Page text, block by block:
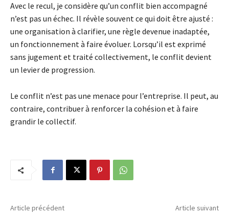
Avec le recul, je considère qu’un conflit bien accompagné
n’est pas un échec. Il révèle souvent ce qui doit être ajusté :
une organisation à clarifier, une règle devenue inadaptée,
un fonctionnement à faire évoluer. Lorsqu’il est exprimé
sans jugement et traité collectivement, le conflit devient
un levier de progression.
Le conflit n’est pas une menace pour l’entreprise. Il peut, au
contraire, contribuer à renforcer la cohésion et à faire
grandir le collectif.
Article précédent Article suivant